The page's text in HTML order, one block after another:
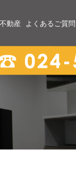
不動産 よくあるご質問